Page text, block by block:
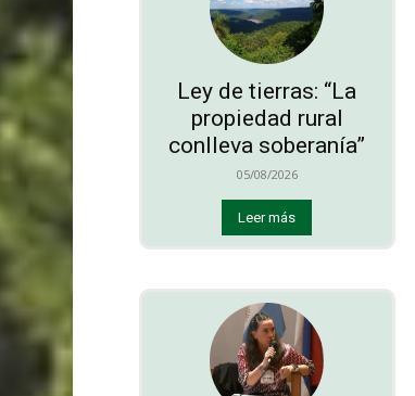
Ley de tierras: “La
propiedad rural
conlleva soberanía”
05/08/2026
Leer más